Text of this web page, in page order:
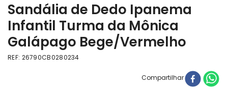
Sandália de Dedo Ipanema
Infantil Turma da Mônica
Galápago Bege/Vermelho
REF: 26790CB0280234
Compartilhar